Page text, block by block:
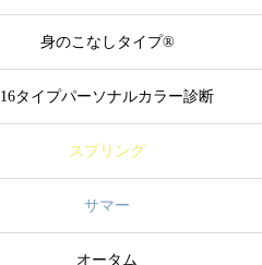
身のこなしタイプ®
16タイプパーソナルカラー診断
スプリング
サマー
オータム